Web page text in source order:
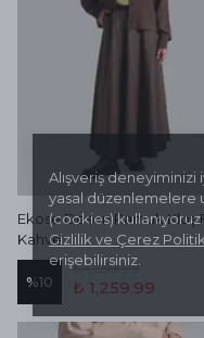
Alışveriş
yasal düzenlemelere
(cookies)
Gizlilik ve Çerez
erişebilirsiniz.
Ekose Desen Pamuk Kloş
Kahve
%10
₺ 1,399.99
₺ 1,259.99